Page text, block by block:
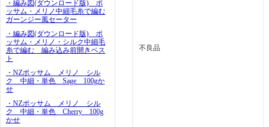
・編み図(ダウンロード版) ポ
ッサム・メリノ中細毛糸で編む
ガーンジー風セーター
・編み図(ダウンロード版) ポ
ッサム・メリノ・シルク中細毛
糸で編む 編み込み前開きベス
ト
・NZポッサム メリノ シル
ク 中細・単色 Sage 100gか
せ
・NZポッサム メリノ シル
ク 中細・単色 Cherry 100g
かせ
不良品